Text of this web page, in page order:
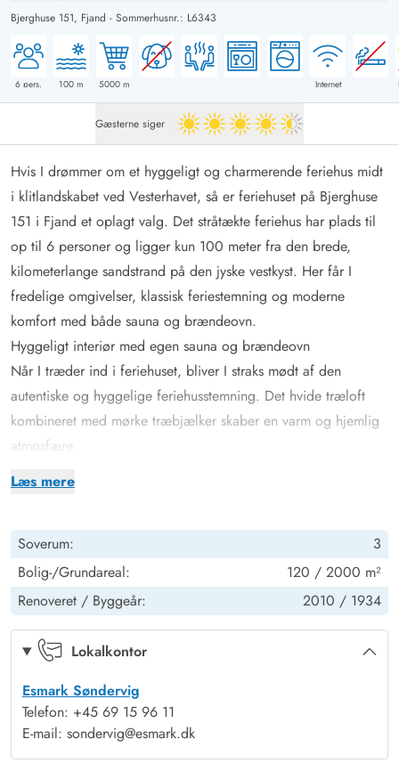
Bjerghuse 151, Fjand - Sommerhusnr.: L6343
6 pers. 100 m 5000m Internet
Gæsterne siger 4.5 ud af 5
Læs mere
Hvis I drømmer om et hyggeligt og charmerende feriehus midt
i klitlandskabet ved Vesterhavet, så er feriehuset på Bjerghuse
151 i Fjand et oplagt valg. Det stråtækte feriehus har plads til
op til 6 personer og ligger kun 100 meter fra den brede,
kilometerlange sandstrand på den jyske vestkyst. Her får I
fredelige omgivelser, klassisk feriestemning og moderne
komfort med både sauna og brændeovn.
Hyggeligt interiør med egen sauna og brændeovn
Når I træder ind i feriehuset, bliver I straks mødt af den
autentiske og hyggelige feriehusstemning. Det hvide træloft
kombineret med mørke træbjælker skaber en varm og hjemlig
atmosfære.
Husets naturlige samlingspunkt er opholdsstuen med spiseplads
brændeovnen ekstra hygge og varme med sit bløde lys og
knitrende flammer.
På feriehusets første sal finder I en hyggelig tv-stue, hvor I kan
smide jer tilbage. De hyggelige loftsbjælker vil helt sikkert
betage jer, og de bidrager til feriehusets sjæl og hyggelige
Gode soveforhold og veludstyret badeværelse
Feriehuset råder over 3 soveværelser. Ét værelse har 1
dobbeltseng, mens de to øvrige er udstyret med 2 enkeltsenge
Soverum:
3
Bolig-/Grundareal:
120 / 2000 m²
Renoveret / Byggeår: 2010 / 1934
Lokalkontor
Esmark Søndervig
Telefon: +45 69 15 96 11
E-mail: sondervig@esmark.dk